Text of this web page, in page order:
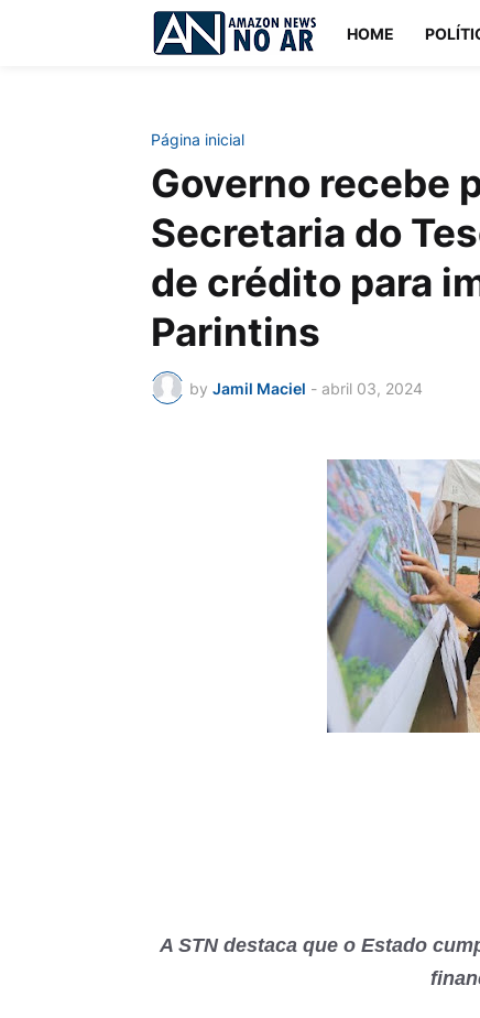
HOME
Página inicial
Governo recebe
Secretaria do
de crédito para
Parintins
by Jamil Maciel - abril 03, 2024
A STN destaca que o Estado